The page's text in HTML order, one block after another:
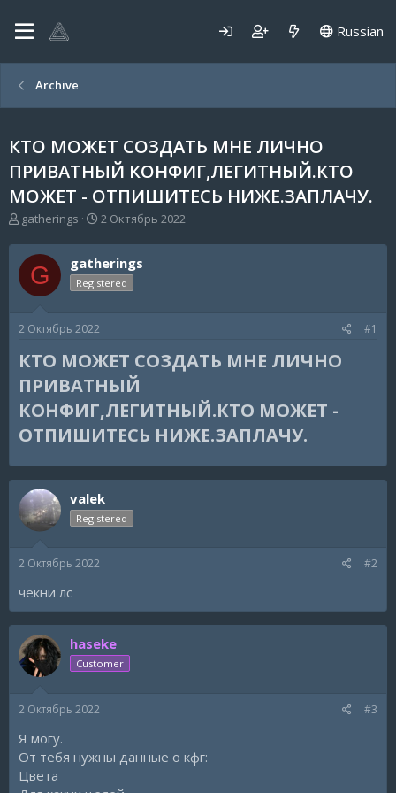
Russian
Archive
КТО МОЖЕТ СОЗДАТЬ МНЕ ЛИЧНО
ПРИВАТНЫЙ КОНФИГ,ЛЕГИТНЫЙ.КТО
МОЖЕТ - ОТПИШИТЕСЬ НИЖЕ.ЗАПЛАЧУ.
А
т
о
р
м
gatherings
Д
т
а
н
а
2 Октябрь 2022
G gatherings
Registered
2 Октябрь 2022 #1
КТО МОЖЕТ СОЗДАТЬ МНЕ ЛИЧНО
ПРИВАТНЫЙ
КОНФИГ,ЛЕГИТНЫЙ.КТО МОЖЕТ -
ОТПИШИТЕСЬ НИЖЕ.ЗАПЛАЧУ.​
valek
Registered
2 Октябрь 2022 #2
чекни лс
haseke
Customer
2 Октябрь 2022 #3
Я могу.
От тебя нужны данные о кфг:
Цвета